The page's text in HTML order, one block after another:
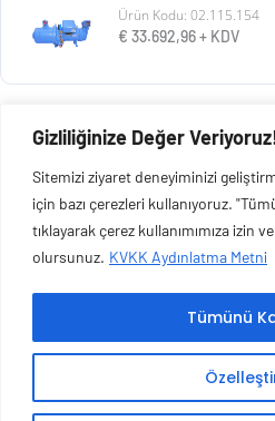
Gizliliğinize Değer
Sitemizi ziyaret deneyiminizi
için bazı çerezleri kullanıyoruz.
tıklayarak çerez kullanımımıza izin
olursunuz. KVKK Aydınlatma Metni
Tümünü
Ürün Kodu: 02.115.154
€ 33.692,96+ KDV
Ürün Kodu: 02.115.153
Copyright © 2026 Esen Isıtma Soğutma